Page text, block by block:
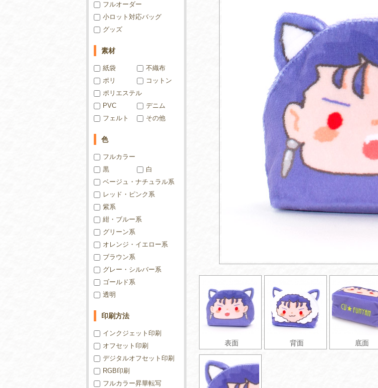
表面 背面 底面
フルオーダー
小ロット対応バッグ
グッズ
素材
紙袋
不織布
ポリ
コットン
ポリエステル
PVC
デニム
フェルト
その他
色
フルカラー
黒
白
ベージュ・ナチュラル系
レッド・ピンク系
紫系
紺・ブルー系
グリーン系
オレンジ・イエロー系
ブラウン系
グレー・シルバー系
ゴールド系
透明
印刷方法
インクジェット印刷
オフセット印刷
デジタルオフセット印刷
RGB印刷
フルカラー昇華転写